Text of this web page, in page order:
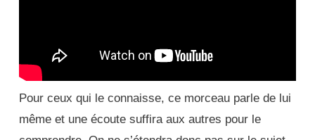
Pour ceux qui le connaisse, ce morceau parle de lui
même et une écoute suffira aux autres pour le